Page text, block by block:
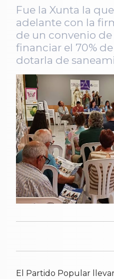
Fue la Xunta la
adelante con la
de un convenio
financiar el 70%
dotarla de
El Partido Popular